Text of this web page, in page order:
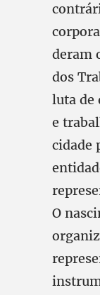
deram
dos
luta de
e
cidade
O